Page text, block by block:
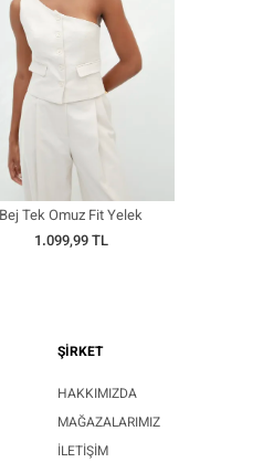
Bej Tek Omuz Fit Yelek
1.099,99 TL
ŞİRKET
HAKKIMIZDA
MAĞAZALARIMIZ
İLETIŞIM